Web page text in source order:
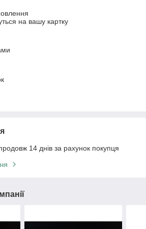
на вашу картку
14 днів за рахунок покупця